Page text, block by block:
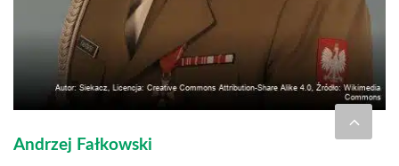
Andrzej Fałkowski